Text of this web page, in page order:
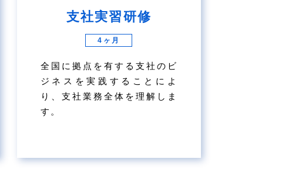
支社実習研修
4ヶ月
全国に拠点を有する支社のビ
ジネスを実践することによ
り、支社業務全体を理解しま
す。